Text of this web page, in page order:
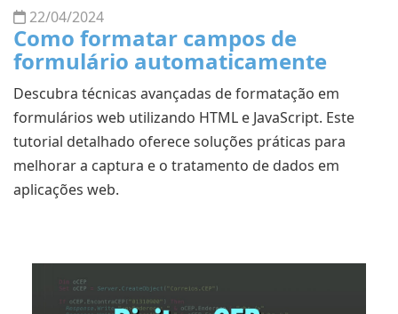
22/04/2024
Como formatar campos de
formulário automaticamente
Descubra técnicas avançadas de formatação em
formulários web utilizando HTML e JavaScript. Este
tutorial detalhado oferece soluções práticas para
melhorar a captura e o tratamento de dados em
aplicações web.